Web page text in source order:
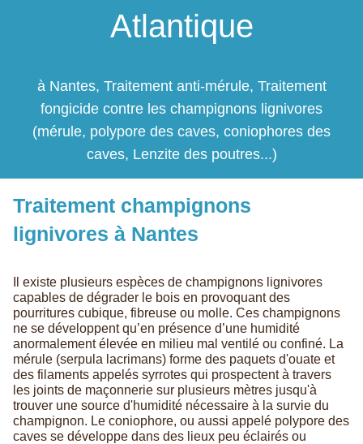
Atlantique
à Nantes, Traitement anti-mérule, Traitement
fongicide contre les champignons lignivores
(mérule, polypore des caves, coniophores des
caves, Lenzite des poutres...)
Traitement champignons
lignivores à Nantes
Il existe plusieurs espèces de champignons lignivores
capables de dégrader le bois en provoquant des
pourritures cubique, fibreuse ou molle. Ces champignons
ne se développent qu’en présence d’une humidité
anormalement élevée en milieu mal ventilé ou confiné. La
mérule (serpula lacrimans) forme des paquets d'ouate et
des filaments appelés syrrotes qui prospectent à travers
les joints de maçonnerie sur plusieurs mètres jusqu'à
trouver une source d'humidité nécessaire à la survie du
champignon. Le coniophore, ou aussi appelé polypore des
caves se développe dans des lieux peu éclairés ou